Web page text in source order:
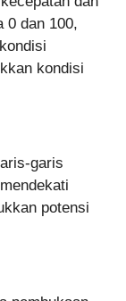
0 dan 100,
kondisi
garis
potensi